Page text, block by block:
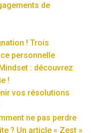
de
! Trois
personnelle
: découvrez
!
vos résolutions
ne pas perdre
? Un article « Zest »